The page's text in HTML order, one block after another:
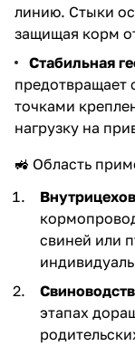
линию. Стыки
защищая корм
Стабильная
предотвращает
точками
нагрузку на
🚜 Область
свиней или
этапах